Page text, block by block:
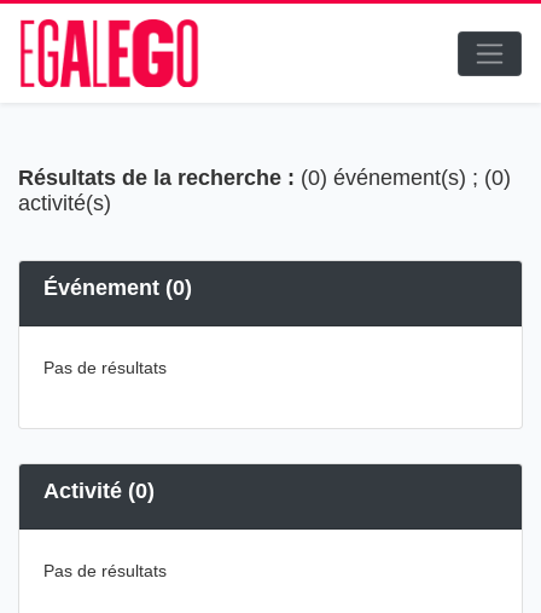
Résultats de la recherche : (0) événement(s) ; (0)
activité(s)
Événement (0)
Pas de résultats
Activité (0)
Pas de résultats